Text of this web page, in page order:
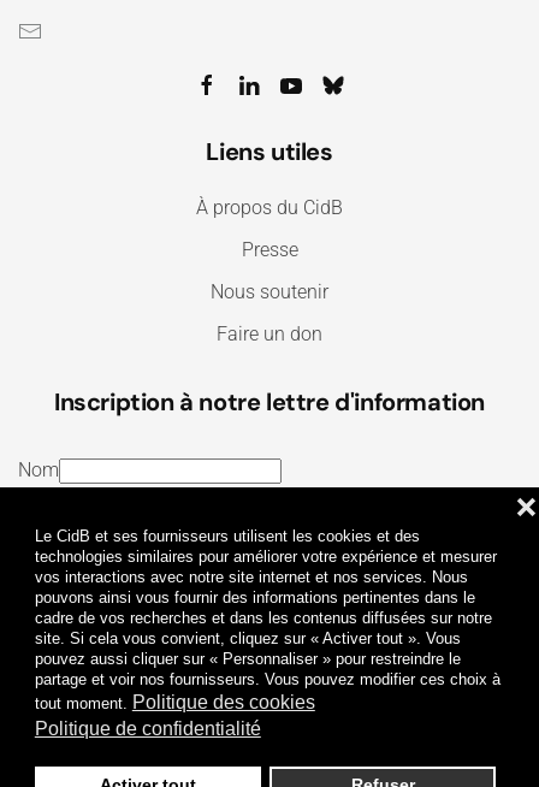
Le CidB et ses fournisseurs utilisent les cookies et des
technologies similaires pour améliorer votre expérience et mesurer
vos interactions avec notre site internet et nos services. Nous
pouvons ainsi vous fournir des informations pertinentes dans le
cadre de vos recherches et dans les contenus diffusées sur notre
site. Si cela vous convient, cliquez sur « Activer tout ». Vous
pouvez aussi cliquer sur « Personnaliser » pour restreindre le
partage et voir nos fournisseurs. Vous pouvez modifier ces choix à
tout moment. Politique des cookies
Politique de confidentialité
❌
Liens utiles
À propos du CidB
Presse
Nous soutenir
Faire un don
Inscription à notre lettre d'information
Nom
J’ai lu et j’accepte lesTermes et conditionset la
Politique de confidentialité
Je m'abonne